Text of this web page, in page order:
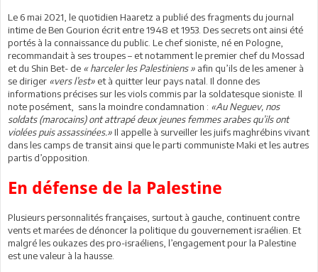
Le 6 mai 2021, le quotidien Haaretz a publié des fragments du journal
intime de Ben Gourion écrit entre 1948 et 1953. Des secrets ont ainsi été
portés à la connaissance du public. Le chef sioniste, né en Pologne,
recommandait à ses troupes – et notamment le premier chef du Mossad
et du Shin Bet- de « harceler les Palestiniens » afin qu’ils de les amener à
se diriger «vers l’est» et à quitter leur pays natal. Il donne des
informations précises sur les viols commis par la soldatesque sioniste. Il
note posément, sans la moindre condamnation : «Au Neguev, nos
soldats (marocains) ont attrapé deux jeunes femmes arabes qu’ils ont
violées puis assassinées.»Il appelle à surveiller les juifs maghrébins vivant
dans les camps de transit ainsi que le parti communiste Maki et les autres
partis d’opposition.
En défense de la Palestine
Plusieurs personnalités françaises, surtout à gauche, continuent contre
vents et marées de dénoncer la politique du gouvernement israélien. Et
malgré les oukazes des pro-israéliens, l’engagement pour la Palestine
est une valeur à la hausse.